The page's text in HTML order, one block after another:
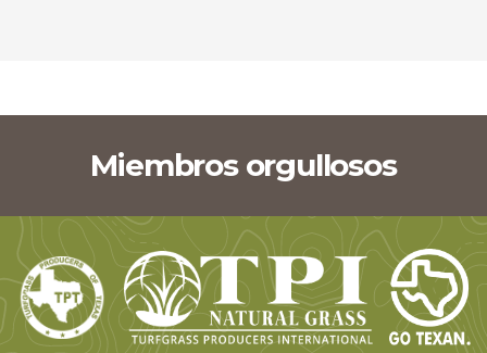
Miembros orgullosos